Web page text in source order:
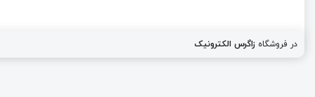
در فروشگاه زاگرس الکترونیک